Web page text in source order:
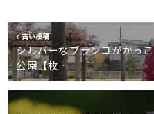
古い投稿
シルバーなブランコがかっ
公園【枚…